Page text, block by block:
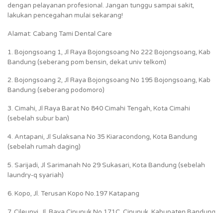
dengan pelayanan profesional. Jangan tunggu sampai sakit,
lakukan pencegahan mulai sekarang!
Alamat: Cabang Tami Dental Care
1. Bojongsoang 1, Jl Raya Bojongsoang No 222 Bojongsoang, Kab
Bandung (seberang pom bensin, dekat univ telkom)
2. Bojongsoang 2, Jl Raya Bojongsoang No 195 Bojongsoang, Kab
Bandung (seberang podomoro)
3. Cimahi, Jl Raya Barat No 840 Cimahi Tengah, Kota Cimahi
(sebelah subur ban)
4. Antapani, Jl Sulaksana No 35 Kiaracondong, Kota Bandung
(sebelah rumah daging)
5. Sarijadi, Jl Sarimanah No 29 Sukasari, Kota Bandung (sebelah
laundry-q syariah)
6. Kopo, Jl. Terusan Kopo No.197 Katapang